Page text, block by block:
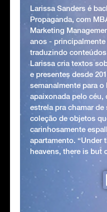
Larissa Sanders é
Propaganda, com
Marketing
anos -
traduzindo
Larissa cria textos
e presentes desde
semanalmente para
apaixonada pelo céu,
estrela pra chamar de
coleção de objetos
carinhosamente
apartamento. “Under
heavens, there is but